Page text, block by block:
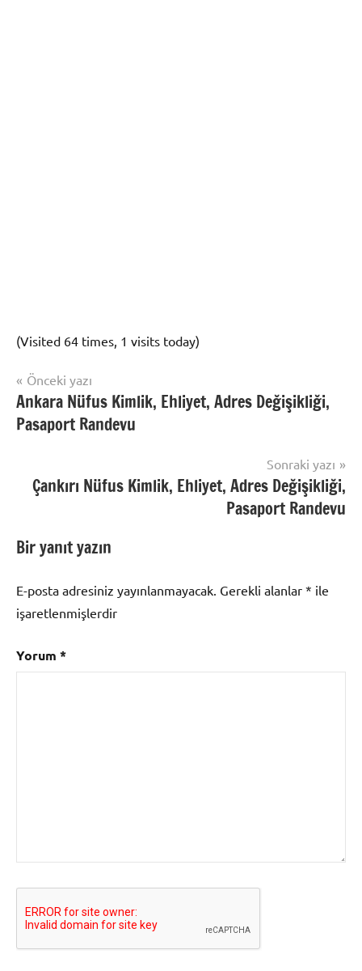
(Visited 64 times, 1 visits today)
Uncategorized
Yazı
gezinmesi
Önceki yazı
Ankara Nüfus Kimlik, Ehliyet, Adres Değişikliği,
Pasaport Randevu
Sonraki yazı
Çankırı Nüfus Kimlik, Ehliyet, Adres Değişikliği,
Pasaport Randevu
Bir yanıt yazın
E-posta adresiniz yayınlanmayacak. Gerekli alanlar * ile
işaretlenmişlerdir
Yorum *